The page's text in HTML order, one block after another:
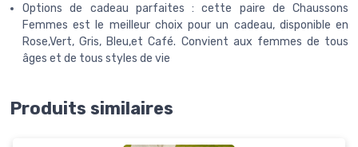
Options de cadeau parfaites : cette paire de Chaussons
Femmes est le meilleur choix pour un cadeau, disponible en
Rose,Vert, Gris, Bleu,et Café. Convient aux femmes de tous
âges et de tous styles de vie
Produits similaires